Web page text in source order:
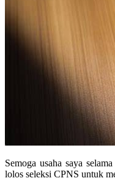
Semoga usaha saya
lolos seleksi CPNS untuk